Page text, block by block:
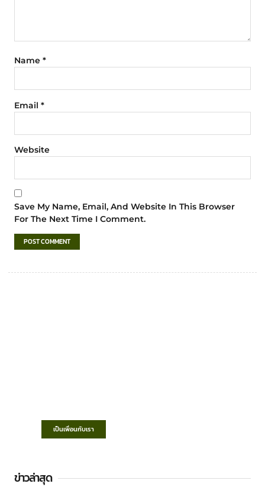
Name *
Email *
Website
Save My Name, Email, And Website In This Browser
For The Next Time I Comment.
เป็นเพื่อนกับเรา
ข่าวล่าสุด